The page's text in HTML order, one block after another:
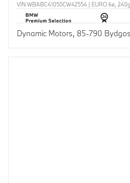
VIN WBABC41050CW42554 | EURO 6e,
Dynamic Motors, 85-790